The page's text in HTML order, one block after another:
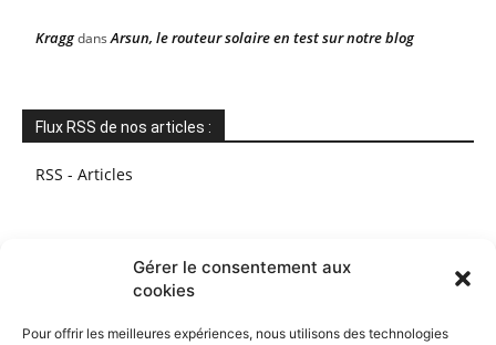
Gérer le consentement aux
cookies
Pour offrir les meilleures expériences, nous utilisons des technologies
KraggdansArsun, le routeur solaire en test sur notre blog
Flux RSS de nos articles :
RSS - Articles